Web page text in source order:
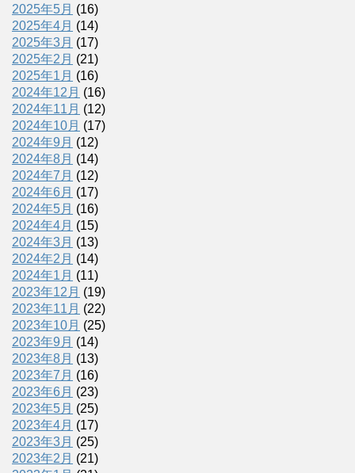
2025年5月 (16)
2025年4月 (14)
2025年3月 (17)
2025年2月 (21)
2025年1月 (16)
2024年12月 (16)
2024年11月 (12)
2024年10月 (17)
2024年9月 (12)
2024年8月 (14)
2024年7月 (12)
2024年6月 (17)
2024年5月 (16)
2024年4月 (15)
2024年3月 (13)
2024年2月 (14)
2024年1月 (11)
2023年12月 (19)
2023年11月 (22)
2023年10月 (25)
2023年9月 (14)
2023年8月 (13)
2023年7月 (16)
2023年6月 (23)
2023年5月 (25)
2023年4月 (17)
2023年3月 (25)
2023年2月 (21)